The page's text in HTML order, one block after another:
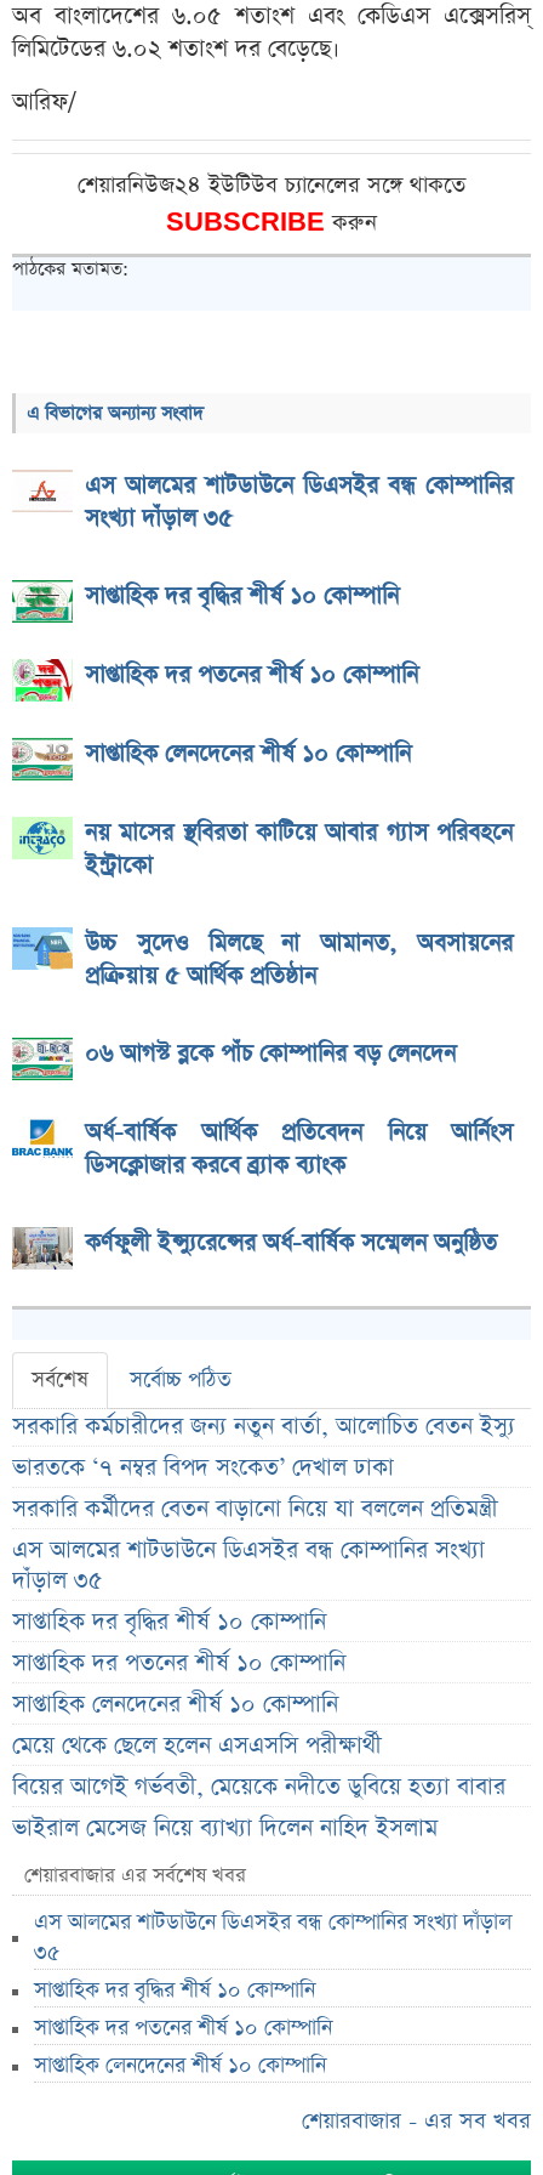
অব বাংলাদেশের ৬.০৫ শতাংশ এবং কেডিএস এক্সেসরিস্‌
লিমিটেডের ৬.০২ শতাংশ দর বেড়েছে।
আরিফ/
শেয়ারনিউজ২৪ ইউটিউব চ্যানেলের সঙ্গে থাকতে
SUBSCRIBEকরুন
পাঠকের মতামত:
এ বিভাগের অন্যান্য সংবাদ
এস আলমের শাটডাউনে ডিএসইর বন্ধ কোম্পানির
সংখ্যা দাঁড়াল ৩৫
সাপ্তাহিক দর বৃদ্ধির শীর্ষ ১০ কোম্পানি
সাপ্তাহিক দর পতনের শীর্ষ ১০ কোম্পানি
সাপ্তাহিক লেনদেনের শীর্ষ ১০ কোম্পানি
নয় মাসের স্থবিরতা কাটিয়ে আবার গ্যাস পরিবহনে
ইন্ট্রাকো
উচ্চ সুদেও মিলছে না আমানত, অবসায়নের
প্রক্রিয়ায় ৫ আর্থিক প্রতিষ্ঠান
০৬ আগস্ট ব্লকে পাঁচ কোম্পানির বড় লেনদেন
অর্ধ-বার্ষিক আর্থিক প্রতিবেদন নিয়ে আর্নিংস
ডিসক্লোজার করবে ব্র্যাক ব্যাংক
কর্ণফুলী ইন্স্যুরেন্সের অর্ধ-বার্ষিক সম্মেলন অনুষ্ঠিত
সর্বশেষ সর্বোচ্চ পঠিত
সরকারি কর্মচারীদের জন্য নতুন বার্তা, আলোচিত বেতন ইস্যু
ভারতকে ‘৭ নম্বর বিপদ সংকেত’ দেখাল ঢাকা
সরকারি কর্মীদের বেতন বাড়ানো নিয়ে যা বললেন প্রতিমন্ত্রী
এস আলমের শাটডাউনে ডিএসইর বন্ধ কোম্পানির সংখ্যা
দাঁড়াল ৩৫
সাপ্তাহিক দর বৃদ্ধির শীর্ষ ১০ কোম্পানি
সাপ্তাহিক দর পতনের শীর্ষ ১০ কোম্পানি
সাপ্তাহিক লেনদেনের শীর্ষ ১০ কোম্পানি
মেয়ে থেকে ছেলে হলেন এসএসসি পরীক্ষার্থী
বিয়ের আগেই গর্ভবতী, মেয়েকে নদীতে ডুবিয়ে হত্যা বাবার
ভাইরাল মেসেজ নিয়ে ব্যাখ্যা দিলেন নাহিদ ইসলাম
তাপমাত্রা নিয়ে নতুন পূর্বাভাস দিল আবহাওয়া অফিস
সহপাঠীদের ব্যক্তিগত ছবি বিদেশে পাঠানোর অভিযোগে উত্তাল
ইবি
ড. ইউনূস বনাম তারেক রহমান—তুলনায় যা বললেন কাদের
সিদ্দিকী
বাজুসের নতুন ঘোষণা, রেকর্ড দামে সোনা বিক্রি শুরু
প্রশাসক সরল, নতুন অধ্যায়ে সোশ্যাল ইসলামী ব্যাংক
শেয়ারবাজার এর সর্বশেষ খবর
এস আলমের শাটডাউনে ডিএসইর বন্ধ কোম্পানির সংখ্যা দাঁড়াল
৩৫
সাপ্তাহিক দর বৃদ্ধির শীর্ষ ১০ কোম্পানি
সাপ্তাহিক দর পতনের শীর্ষ ১০ কোম্পানি
সাপ্তাহিক লেনদেনের শীর্ষ ১০ কোম্পানি
শেয়ারবাজার - এর সব খবর